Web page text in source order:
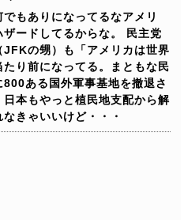
もありになってるなアメリ
ードしてるからな。
民主党
の甥）も「アメリカは世界
り前になってる。まともな民
ある国外軍事基地を撤退さ
本もやっと植民地支配から解
きゃいいけど・・・